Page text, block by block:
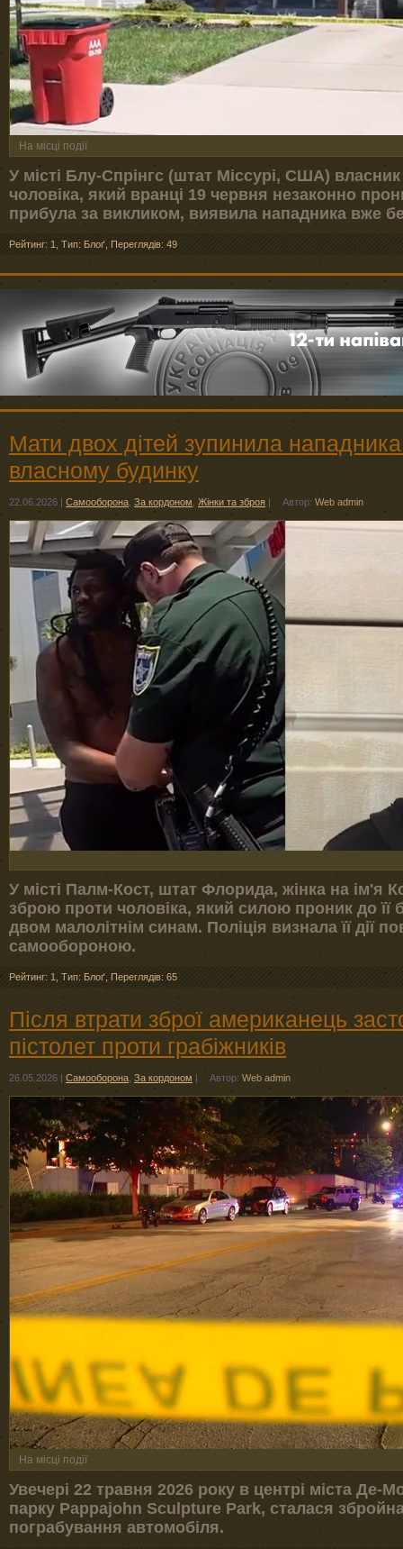
На місці події
У місті Блу-Спрінгс (штат Міссурі, США)
чоловіка, який вранці 19 червня незаконно
прибула за викликом, виявила нападника вже
Рейтинг: 1 Тип: Блоґ Переглядів: 49
Мати двох дітей зупинила
власному будинку
22.06.2026 | Самооборона За кордоном Жінки та зброя | Автор: Web admin
У місті Палм-Кост, штат Флорида, жінка на ім'я
зброю проти чоловіка, який силою проник до її
двом малолітнім синам. Поліція визнала її дії
самообороною.
Рейтинг: 1 Тип: Блоґ Переглядів: 65
Після втрати зброї американець
пістолет проти грабіжників
26.05.2026 | Самооборона За кордоном | Автор: Web admin
На місці події
Увечері 22 травня 2026 року в центрі міста Де-
парку Pappajohn Sculpture Park, сталася
пограбування автомобіля.